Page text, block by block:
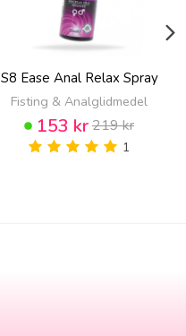
S8 Ease Anal Relax Spray
Fisting & Analglidmedel
153 kr219 kr
1